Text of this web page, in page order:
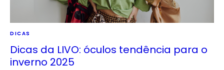
DICAS
Dicas da LIVO: óculos tendência para o
inverno 2025